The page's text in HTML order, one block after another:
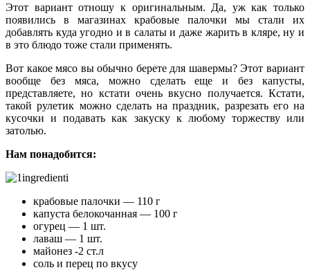
Этот вариант отношу к оригинальным. Да, уж как только
появились в магазинах крабовые палочки мы стали их
добавлять куда угодно и в салаты и даже жарить в кляре, ну и
в это блюдо тоже стали применять.
Вот какое мясо вы обычно берете для шавермы? Этот вариант
вообще без мяса, можно сделать еще и без капусты,
представляете, но кстати очень вкусно получается. Кстати,
такой рулетик можно сделать на праздник, разрезать его на
кусочки и подавать как закуску к любому торжеству или
затолью.
Нам понадобится:
крабовые палочки — 110 г
капуста белокочанная — 100 г
огурец — 1 шт.
лаваш — 1 шт.
майонез -2 ст.л
соль и перец по вкусу